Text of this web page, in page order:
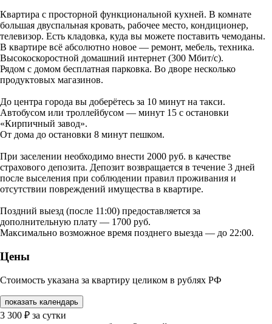
Квартира с просторной функциональной кухней. В комнате
большая двуспальная кровать, рабочее место, кондиционер,
телевизор. Есть кладовка, куда вы можете поставить чемоданы.
В квартире всё абсолютно новое — ремонт, мебель, техника.
Высокоскоростной домашний интернет (300 Мбит/с).
Рядом с домом бесплатная парковка. Во дворе несколько
продуктовых магазинов.
До центра города вы доберётесь за 10 минут на такси.
Автобусом или троллейбусом — минут 15 с остановки
«Кирпичный завод».
От дома до остановки 8 минут пешком.
При заселении необходимо внести 2000 руб. в качестве
страхового депозита. Депозит возвращается в течение 3 дней
после выселения при соблюдении правил проживания и
отсутствии повреждений имущества в квартире.
Поздний выезд (после 11:00) предоставляется за
дополнительную плату — 1700 руб.
Максимально возможное время позднего выезда — до 22:00.
Цены
Стоимость указана за квартиру целиком в рублях РФ
показать календарь
3 300 ₽ за сутки